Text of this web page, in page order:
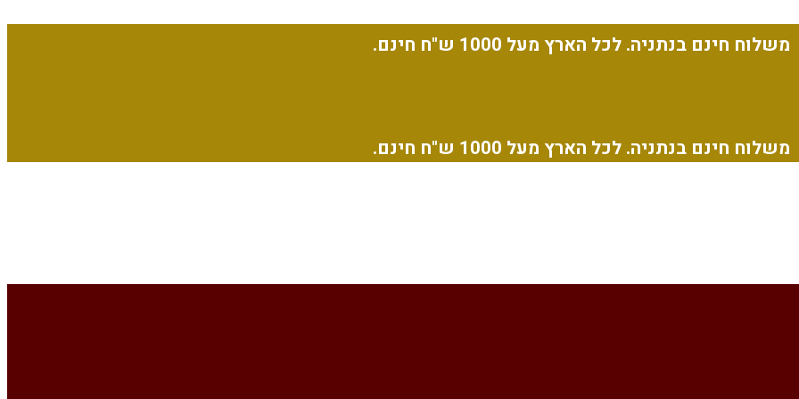
משלוח חינם בנתניה. לכל הארץ מעל 1000 ש"ח חינם.
משלוח חינם בנתניה. לכל הארץ מעל 1000 ש"ח חינם.